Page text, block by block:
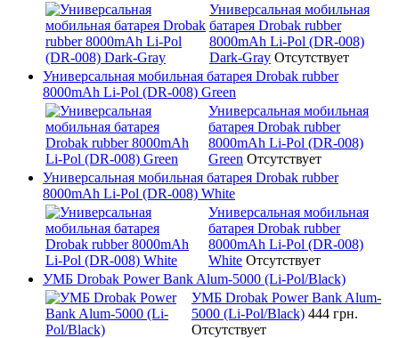
Универсальная мобильная
батарея Drobak rubber
8000mAh Li-Pol (DR-008)
Dark-Gray Отсутствует
Универсальная мобильная батарея Drobak rubber
8000mAh Li-Pol (DR-008) Green
Универсальная мобильная
батарея Drobak rubber
8000mAh Li-Pol (DR-008)
Green Отсутствует
Универсальная мобильная батарея Drobak rubber
8000mAh Li-Pol (DR-008) White
Универсальная мобильная
батарея Drobak rubber
8000mAh Li-Pol (DR-008)
White Отсутствует
УМБ Drobak Power Bank Alum-5000 (Li-Pol/Black)
УМБ Drobak Power Bank Alum-
5000 (Li-Pol/Black) 444 грн.
Отсутствует